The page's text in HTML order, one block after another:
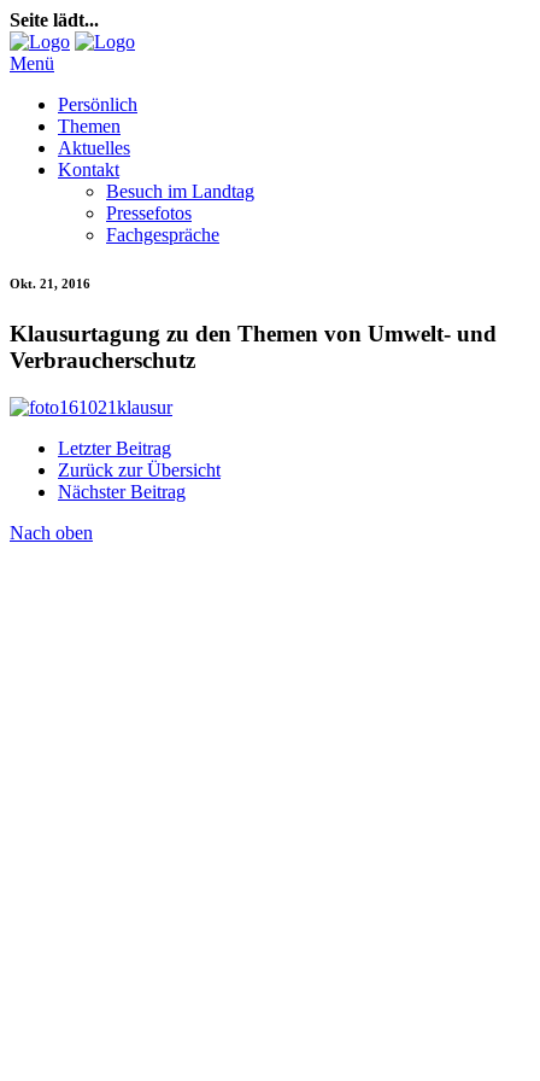
Seite lädt...
Menü
Persönlich
Themen
Aktuelles
Kontakt
Besuch im Landtag
Pressefotos
Fachgespräche
Okt. 21, 2016
Klausurtagung zu den Themen von Umwelt- und
Verbraucherschutz
Letzter Beitrag
Zurück zur Übersicht
Nächster Beitrag
Nach oben